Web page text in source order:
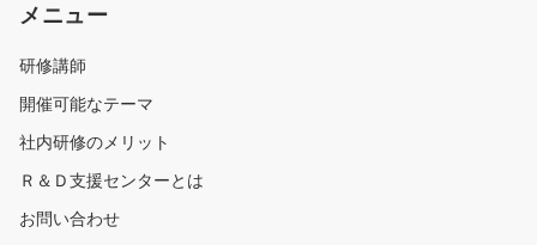
メニュー
研修講師
開催可能なテーマ
社内研修のメリット
Ｒ＆Ｄ支援センターとは
お問い合わせ